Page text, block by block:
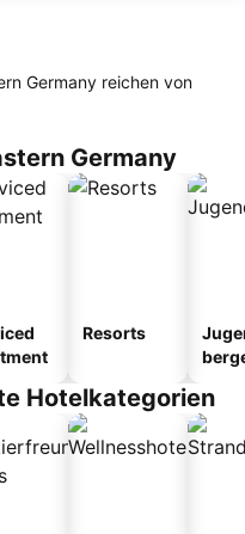
Germany reichen von
Germany
Resorts
Hotelkategorien